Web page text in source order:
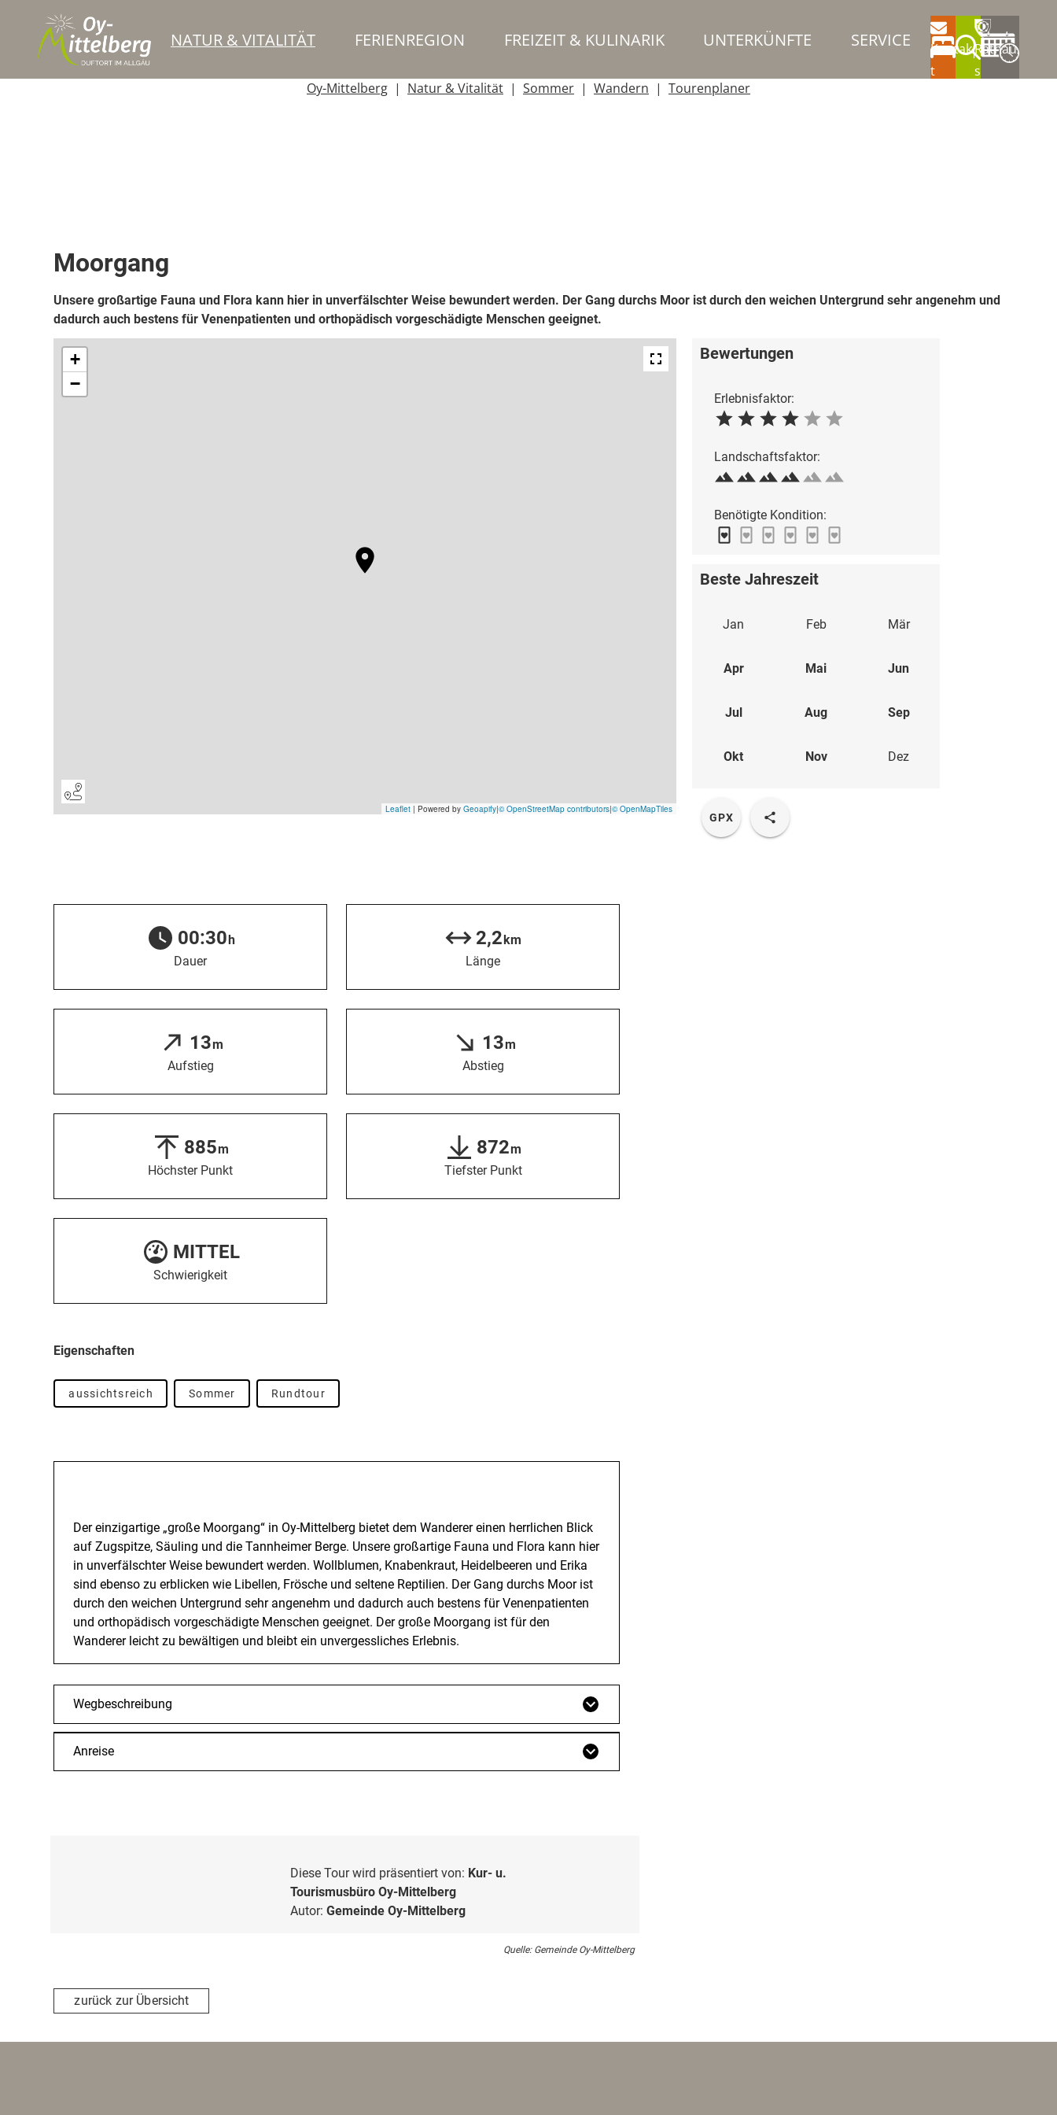
NATUR & VITALITÄT FERIENREGION FREIZEIT & KULINARIK UNTERKÜNFTE SERVICE
Kontak
t
Rathau
s
Oy-Mittelberg
Natur & Vitalität Sommer Wandern Tourenplaner
Moorgang
Unsere großartige Fauna und Flora kann hier in unverfälschter Weise bewundert werden. Der Gang durchs Moor ist durch den weichen Untergrund sehr angenehm und
dadurch auch bestens für Venenpatienten und orthopädisch vorgeschädigte Menschen geeignet.
00:30h
Dauer
2,2km
Länge
13m
Aufstieg
13m
Abstieg
885m
Höchster Punkt
872m
Tiefster Punkt
MITTEL
Schwierigkeit
Eigenschaften
aussichtsreich Sommer Rundtour
Der einzigartige „große Moorgang“ in Oy-Mittelberg bietet dem Wanderer einen herrlichen Blick
auf Zugspitze, Säuling und die Tannheimer Berge. Unsere großartige Fauna und Flora kann hier
in unverfälschter Weise bewundert werden. Wollblumen, Knabenkraut, Heidelbeeren und Erika
sind ebenso zu erblicken wie Libellen, Frösche und seltene Reptilien. Der Gang durchs Moor ist
durch den weichen Untergrund sehr angenehm und dadurch auch bestens für Venenpatienten
und orthopädisch vorgeschädigte Menschen geeignet. Der große Moorgang ist für den
Wanderer leicht zu bewältigen und bleibt ein unvergessliches Erlebnis.
Wegbeschreibung
Anreise
Diese Tour wird präsentiert von: Kur- u.
Tourismusbüro Oy-Mittelberg
Autor: Gemeinde Oy-Mittelberg
Quelle: Gemeinde Oy-Mittelberg
zurück zur Übersicht
Bewertungen
Erlebnisfaktor:
Landschaftsfaktor:
Benötigte Kondition:
Beste Jahreszeit
Jan Feb Mär
Apr Mai Jun
Jul Aug Sep
Okt Nov Dez
GPX